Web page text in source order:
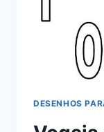
DESENHOS